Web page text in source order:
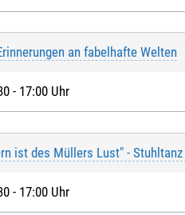
an fabelhafte Welten
- 17:00 Uhr
ist des Müllers Lust" -
- 17:00 Uhr